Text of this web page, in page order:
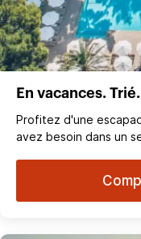
En vacances. Trié.
Profitez d'une
avez besoin dans un